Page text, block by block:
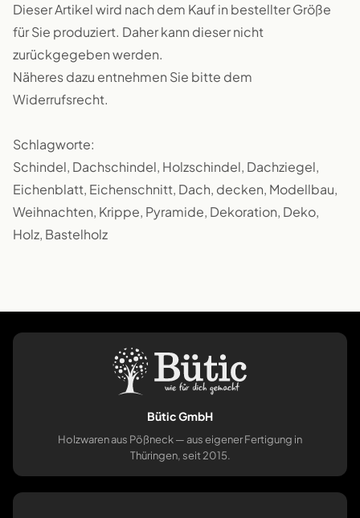
Dieser Artikel wird nach dem Kauf in bestellter Größe
für Sie produziert. Daher kann dieser nicht
zurückgegeben werden.
Näheres dazu entnehmen Sie bitte dem
Widerrufsrecht.
Schlagworte:
Schindel, Dachschindel, Holzschindel, Dachziegel,
Eichenblatt, Eichenschnitt, Dach, decken, Modellbau,
Weihnachten, Krippe, Pyramide, Dekoration, Deko,
Holz, Bastelholz
Bütic GmbH
Holzwaren aus Pößneck — aus eigener Fertigung in
Thüringen, seit 2015.